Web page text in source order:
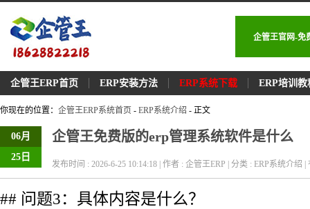
企管王官网-免
企管王ERP首页 ERP安装方法 ERP系统下载 ERP培训教
你现在的位置： 企管王ERP系统首页 - ERP系统介绍 - 正文
06月
25日
企管王免费版的erp管理系统软件是什么
发布时间 : 2026-6-25 10:14:18 | 作者 : 企管王ERP | 分类 : ERP系统介绍 |
## 问题3：具体内容是什么？